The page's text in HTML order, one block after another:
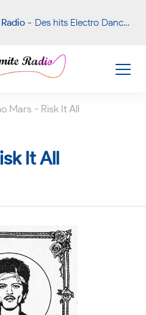
- Des hits Electro Dance Hip-Hop Funk RnB Pop !
Mars - Risk It All
It All